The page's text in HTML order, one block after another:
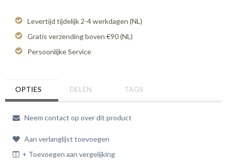
Levertijd tijdelijk 2-4 werkdagen (NL)
Gratis verzending boven €90 (NL)
Persoonlijke Service
OPTIES DELEN TAGS
Neem contact op over dit product
Aan verlanglijst toevoegen
+ Toevoegen aan vergelijking